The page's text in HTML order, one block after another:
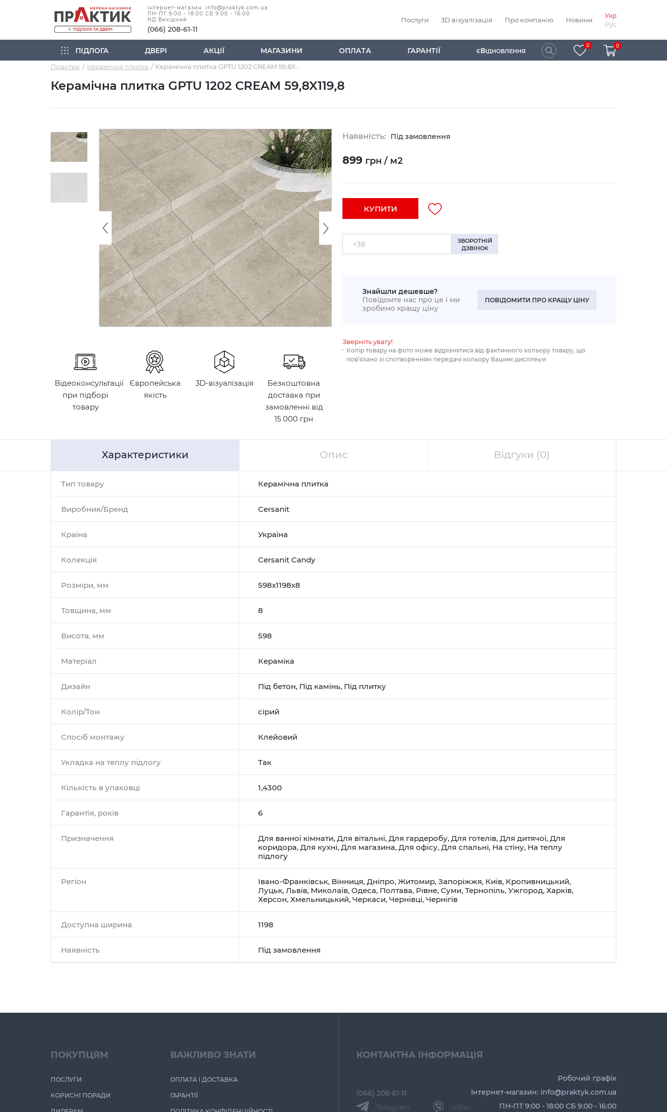
Інтернет-магазин: info@praktyk.com.ua
ПН-ПТ 9:00 - 18:00 СБ 9:00 - 16:00
НД Вихідний
(066) 208-61-11
Послуги 3D візуалізація Про компанію Новини
Укр
Рус
ПІДЛОГА ДВЕРІ АКЦІЇ МАГАЗИНИ ОПЛАТА ГАРАНТІЇ ЄВІДНОВЛЕННЯ
0 0
Практик Керамічна плитка
Керамічна плитка GPTU 1202 CREAM 59,8X119,8
Відеоконсультації
при підборі
товару
Європейська
якість
3D-візуалізація
Безкоштовна
доставка при
замовленні від
15 000 грн
Наявність: Під замовлення
899 грн / м2
КУПИТИ
ЗВОРОТНІЙ
ДЗВІНОК
Знайшли дешевше?
Повідомте нас про це і ми
зробимо кращу ціну
ПОВІДОМИТИ ПРО КРАЩУ ЦІНУ
Зверніть увагу!
Колір товару на фото може відрізнятися від фактичного кольору товару, що
пов‘язано зі спотворенням передачі кольору Вашим дисплеєм
Характеристики Опис Відгуки (0)
Тип товару Керамічна плитка
Виробник/Бренд Cersanit
Країна Україна
Колекція Cersanit Candy
Розміри, мм 598х1198х8
Товщина, мм 8
Висота, мм 598
Матеріал Кераміка
Дизайн Під бетон, Під камінь, Під плитку
Колір/Тон сірий
Спосіб монтажу Клейовий
Укладка на теплу підлогу Так
Кількість в упаковці 1,4300
Гарантія, років 6
Призначення Для ванної кімнати, Для вітальні, Для гардеробу, Для готелів, Для дитячої, Для
коридора, Для кухні, Для магазина, Для офісу, Для спальні, На стіну, На теплу
підлогу
Регіон Івано-Франківськ, Вінниця, Дніпро, Житомир, Запоріжжя, Київ, Кропивницький,
Луцьк, Львів, Миколаїв, Одеса, Полтава, Рівне, Суми, Тернопіль, Ужгород, Харків,
Херсон, Хмельницький, Черкаси, Чернівці, Чернігів
Доступна ширина 1198
Наявність Під замовлення
ПОКУПЦЯМ
ПОСЛУГИ
КОРИСНІ ПОРАДИ
ВАЖЛИВО ЗНАТИ
ОПЛАТА І ДОСТАВКА
ГАРАНТІЇ
КОНТАКТНА ІНФОРМАЦІЯ
(066) 208-61-11
Telegram
Viber
Робочий графік
Інтернет-магазин: info@praktyk.com.ua
ПН-ПТ 9:00 - 18:00 СБ 9:00 - 16:00